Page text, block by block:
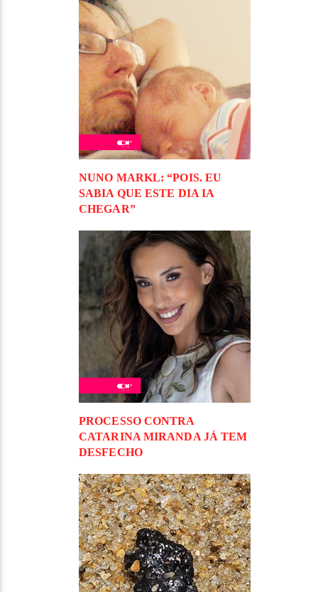
NUNO MARKL: “POIS. EU
SABIA QUE ESTE DIA IA
CHEGAR”
PROCESSO CONTRA
CATARINA MIRANDA JÁ TEM
DESFECHO